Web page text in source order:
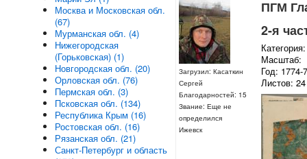
Загрузил: Касаткин
Сергей
Благодарностей: 15
Звание: Еще не
определился
Ижевск
ПГМ
2-я
Масштаб:
Год: 1774-
Листов: 24
Москва и Московская обл.
(67)
Мурманская обл. (4)
Нижегородская
(Горьковская) (1)
Новгородская обл. (20)
Орловская обл. (76)
Пермская обл. (3)
Псковская обл. (134)
Республика Крым (16)
Ростовская обл. (16)
Рязанская обл. (21)
Санкт-Петербург и область